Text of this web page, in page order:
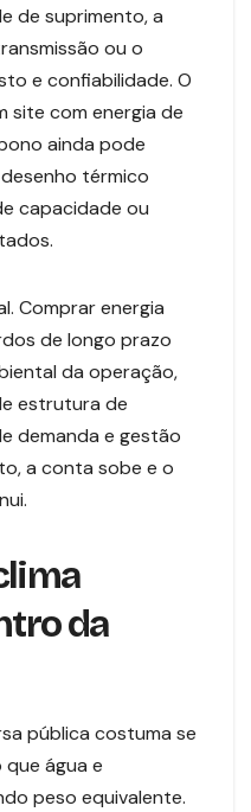
de suprimento, a
ou o
e confiabilidade. O
site com energia de
ainda pode
térmico
capacidade ou
Comprar energia
de longo prazo
da operação,
estrutura de
demanda e gestão
a conta sobe e o
da
pública costuma se
água e
peso equivalente.